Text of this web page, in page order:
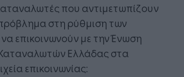
που αντιμετωπίζουν
στη ρύθμιση των
επικοινωνούν με την Ένωση
Ελλάδας στα
επικοινωνίας: